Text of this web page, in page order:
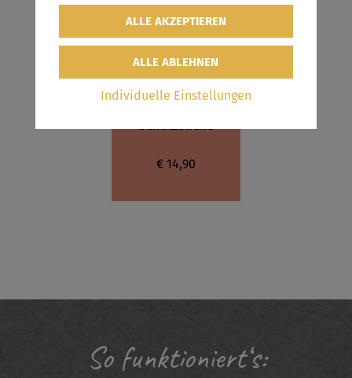
Schatzsuche:
Schatzsuche
€ 14,90
Individuelle Einstellungen
So funktioniert‘s: